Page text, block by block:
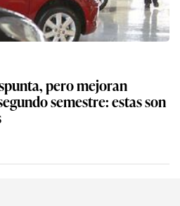
pero mejoran
semestre: estas son